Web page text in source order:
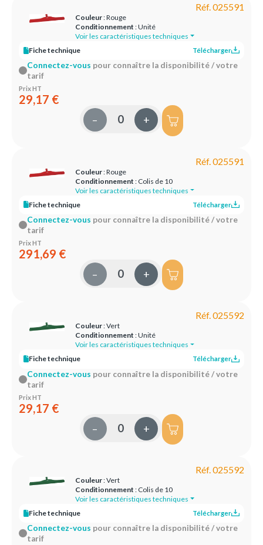
Réf. 025591
Couleur: Rouge
Conditionnement : Unité
Voir les caractéristiques techniques
Fiche technique
Télécharger
Connectez-vous pour connaître la disponibilité / votre
tarif
Prix HT
29,17 €
– +
Réf. 025591
Couleur: Rouge
Conditionnement : Colis de 10
Voir les caractéristiques techniques
Fiche technique
Télécharger
Connectez-vous pour connaître la disponibilité / votre
tarif
Prix HT
291,69 €
– +
Réf. 025592
Couleur: Vert
Conditionnement : Unité
Voir les caractéristiques techniques
Fiche technique
Télécharger
Connectez-vous pour connaître la disponibilité / votre
tarif
Prix HT
29,17 €
– +
Réf. 025592
Couleur: Vert
Conditionnement : Colis de 10
Voir les caractéristiques techniques
Fiche technique
Télécharger
Connectez-vous pour connaître la disponibilité / votre
tarif